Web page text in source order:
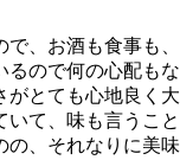
、お酒も食事も、
るので何の心配もな
がとても心地良く大
て、味も言うこと
の、それなりに美味